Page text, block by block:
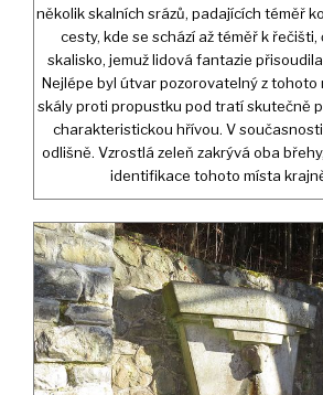
několik skalních srázů, padajících téměř
cesty, kde se schází až téměř k
skalisko, jemuž lidová fantazie
Nejlépe byl útvar pozorovatelný z tohoto
skály proti propustku pod tratí skutečně
charakteristickou hřívou. V
odlišně. Vzrostlá zeleň zakrývá oba
identifikace tohoto místa